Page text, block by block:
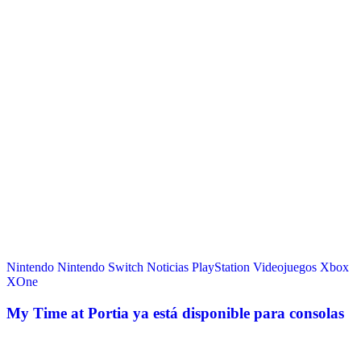
Nintendo Nintendo Switch Noticias PlayStation Videojuegos Xbox
XOne
My Time at Portia ya está disponible para consolas